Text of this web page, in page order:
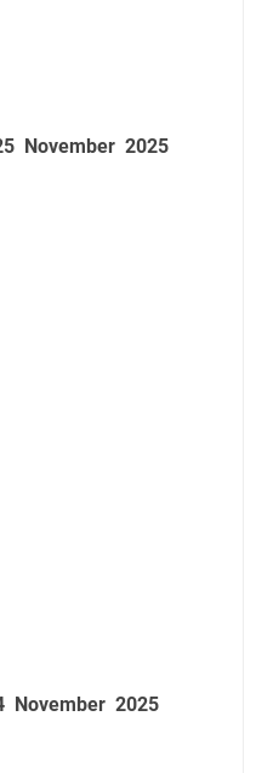
November 2025
November 2025